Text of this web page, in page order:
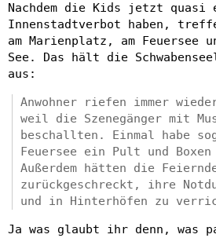
Nachdem die Kids jetzt quasi
Innenstadtverbot haben,
am Marienplatz, am Feuersee
See. Das hält die
aus:
Anwohner riefen immer
weil die Szenegänger mit
beschallten. Einmal habe
Feuersee ein Pult und
Außerdem hätten die
zurückgeschreckt, ihre
und in Hinterhöfen zu
Ja was glaubt ihr denn, was